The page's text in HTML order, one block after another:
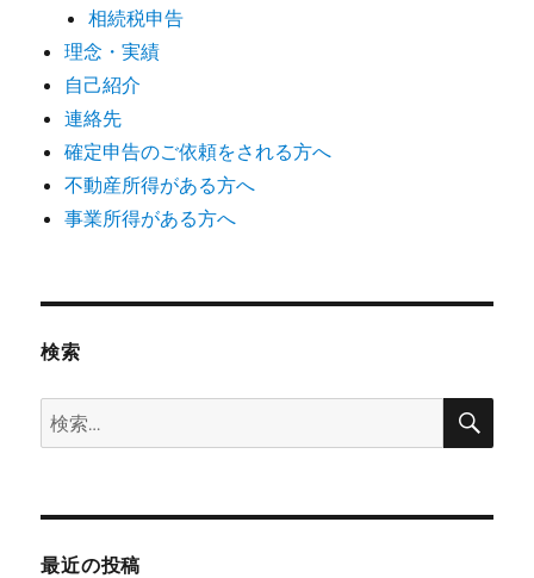
相続税申告
理念・実績
自己紹介
連絡先
確定申告のご依頼をされる方へ
不動産所得がある方へ
事業所得がある方へ
検索
検
索:
検
最近の投稿